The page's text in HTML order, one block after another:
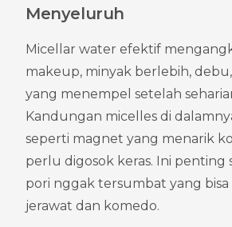
Menyeluruh
Micellar water efektif
makeup, minyak berlebih,
yang menempel setelah
Kandungan micelles di
seperti magnet yang menarik
perlu digosok keras. Ini penting
pori nggak tersumbat yang bisa
jerawat dan komedo.